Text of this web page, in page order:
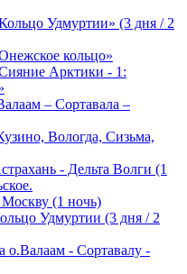
Удмуртии» (3 дня / 2
кольцо»
Арктики - 1:
– Сортавала –
Вологда, Сизьма,
- Дельта Волги (1
(1 ночь)
Удмуртии (3 дня / 2
о.Валаам - Сортавалу -